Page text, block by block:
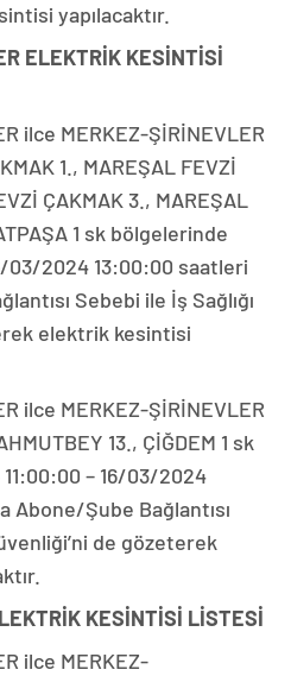
yapılacaktır.
ELEKTRİK KESİNTİSİ
ilce MERKEZ-ŞİRİNEVLER
1., MAREŞAL FEVZİ
ÇAKMAK 3., MAREŞAL
1 sk bölgelerinde
03/2024 13:00:00 saatleri
Sebebi ile İş Sağlığı
elektrik kesintisi
ilce MERKEZ-ŞİRİNEVLER
13., ÇİĞDEM 1 sk
– 16/03/2024
Abone/Şube Bağlantısı
de gözeterek
KESİNTİSİ LİSTESİ
ilce MERKEZ-